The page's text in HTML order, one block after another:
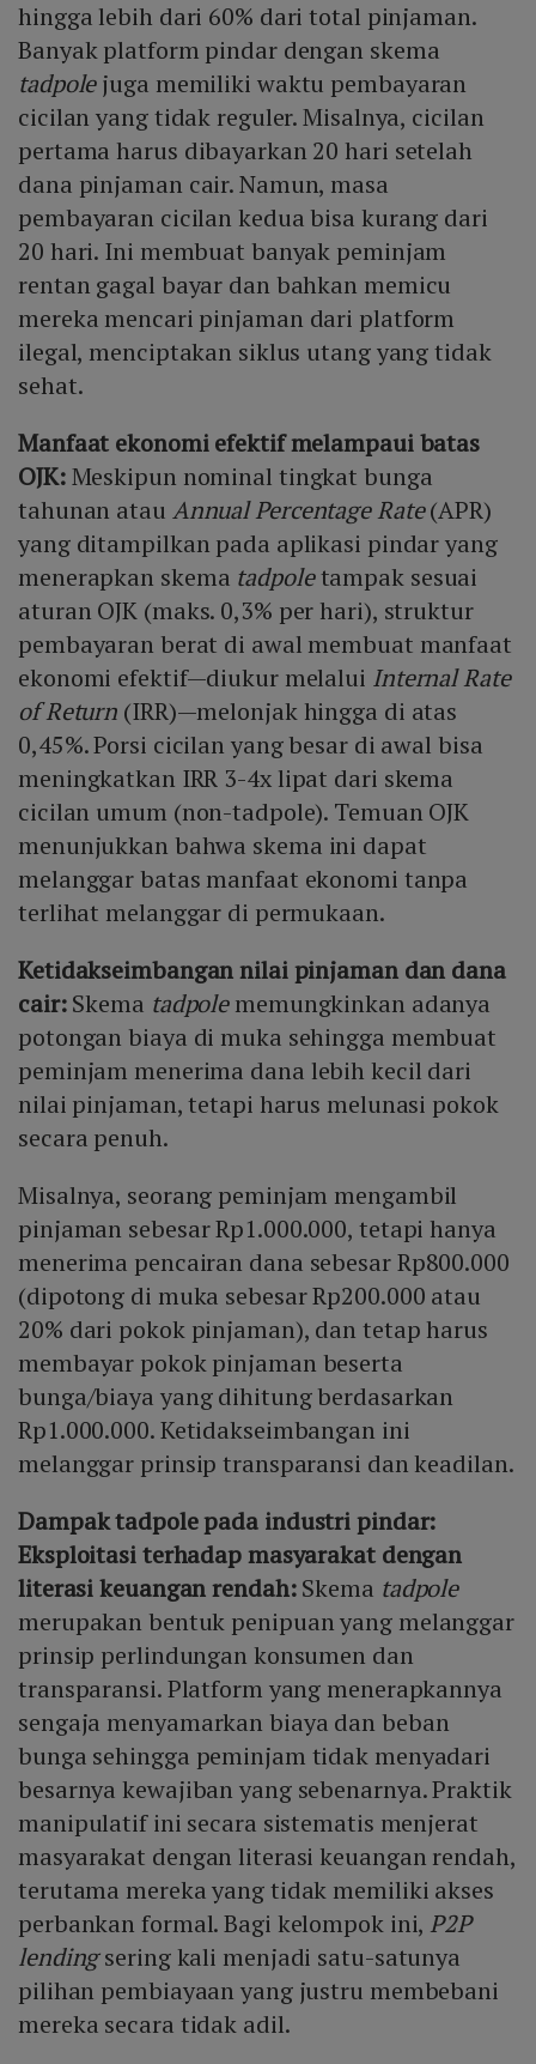
hingga lebih dari 60% dari total pinjaman.
Banyak platform pindar dengan skema
tadpolejuga memiliki waktu pembayaran
cicilan yang tidak reguler. Misalnya, cicilan
pertama harus dibayarkan 20 hari setelah
dana pinjaman cair. Namun, masa
pembayaran cicilan kedua bisa kurang dari
20 hari. Ini membuat banyak peminjam
rentan gagal bayar dan bahkan memicu
mereka mencari pinjaman dari platform
ilegal, menciptakan siklus utang yang tidak
sehat.
Manfaat ekonomi efektif melampaui batas
OJK:Meskipun nominal tingkat bunga
tahunan atau Annual Percentage Rate(APR)
yang ditampilkan pada aplikasi pindar yang
menerapkan skema tadpoletampak sesuai
aturan OJK (maks. 0,3% per hari), struktur
pembayaran berat di awal membuat manfaat
ekonomi efektif—diukur melalui Internal Rate
of Return (IRR)—melonjak hingga di atas
0,45%. Porsi cicilan yang besar di awal bisa
meningkatkan IRR 3-4x lipat dari skema
cicilan umum (non-tadpole). Temuan OJK
menunjukkan bahwa skema ini dapat
melanggar batas manfaat ekonomi tanpa
terlihat melanggar di permukaan.
Ketidakseimbangan nilai pinjaman dan dana
cair:Skema tadpolememungkinkan adanya
potongan biaya di muka sehingga membuat
peminjam menerima dana lebih kecil dari
nilai pinjaman, tetapi harus melunasi pokok
secara penuh.
Misalnya, seorang peminjam mengambil
pinjaman sebesar Rp1.000.000, tetapi hanya
menerima pencairan dana sebesar Rp800.000
(dipotong di muka sebesar Rp200.000 atau
20% dari pokok pinjaman), dan tetap harus
membayar pokok pinjaman beserta
bunga/biaya yang dihitung berdasarkan
Rp1.000.000. Ketidakseimbangan ini
melanggar prinsip transparansi dan keadilan.
Dampak tadpole pada industri pindar:
Eksploitasi terhadap masyarakat dengan
literasi keuangan rendah:Skema tadpole
merupakan bentuk penipuan yang melanggar
prinsip perlindungan konsumen dan
transparansi. Platform yang menerapkannya
sengaja menyamarkan biaya dan beban
bunga sehingga peminjam tidak menyadari
besarnya kewajiban yang sebenarnya. Praktik
manipulatif ini secara sistematis menjerat
masyarakat dengan literasi keuangan rendah,
terutama mereka yang tidak memiliki akses
perbankan formal. Bagi kelompok ini, P2P
lendingsering kali menjadi satu-satunya
pilihan pembiayaan yang justru membebani
mereka secara tidak adil.